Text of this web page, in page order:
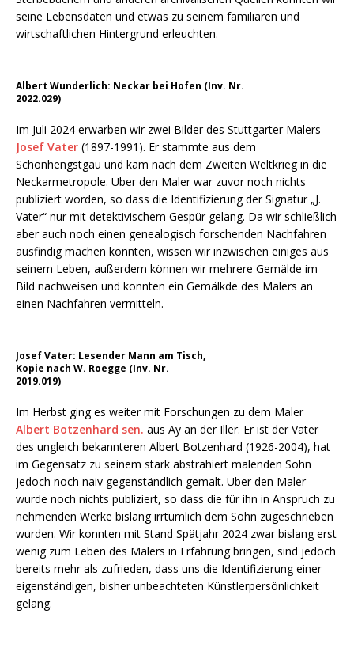
seine Lebensdaten und etwas zu seinem familiären und
wirtschaftlichen Hintergrund erleuchten.
Albert Wunderlich: Neckar bei Hofen (Inv. Nr.
2022.029)
Im Juli 2024 erwarben wir zwei Bilder des Stuttgarter Malers
Josef Vater (1897-1991). Er stammte aus dem
Schönhengstgau und kam nach dem Zweiten Weltkrieg in die
Neckarmetropole. Über den Maler war zuvor noch nichts
publiziert worden, so dass die Identifizierung der Signatur „J.
Vater“ nur mit detektivischem Gespür gelang. Da wir schließlich
aber auch noch einen genealogisch forschenden Nachfahren
ausfindig machen konnten, wissen wir inzwischen einiges aus
seinem Leben, außerdem können wir mehrere Gemälde im
Bild nachweisen und konnten ein Gemälkde des Malers an
einen Nachfahren vermitteln.
Josef Vater: Lesender Mann am Tisch,
Kopie nach W. Roegge (Inv. Nr.
2019.019)
Im Herbst ging es weiter mit Forschungen zu dem Maler
Albert Botzenhard sen. aus Ay an der Iller. Er ist der Vater
des ungleich bekannteren Albert Botzenhard (1926-2004), hat
im Gegensatz zu seinem stark abstrahiert malenden Sohn
jedoch noch naiv gegenständlich gemalt. Über den Maler
wurde noch nichts publiziert, so dass die für ihn in Anspruch zu
nehmenden Werke bislang irrtümlich dem Sohn zugeschrieben
wurden. Wir konnten mit Stand Spätjahr 2024 zwar bislang erst
wenig zum Leben des Malers in Erfahrung bringen, sind jedoch
bereits mehr als zufrieden, dass uns die Identifizierung einer
eigenständigen, bisher unbeachteten Künstlerpersönlichkeit
gelang.